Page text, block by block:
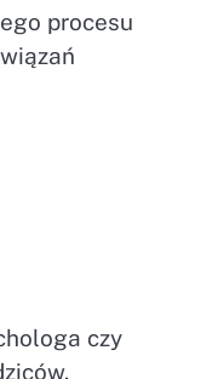
procesu
czy